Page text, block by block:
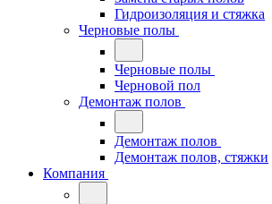
Гидроизоляция и стяжка
Черновые полы
Черновые полы
Черновой пол
Демонтаж полов
Демонтаж полов
Демонтаж полов, стяжки
Компания